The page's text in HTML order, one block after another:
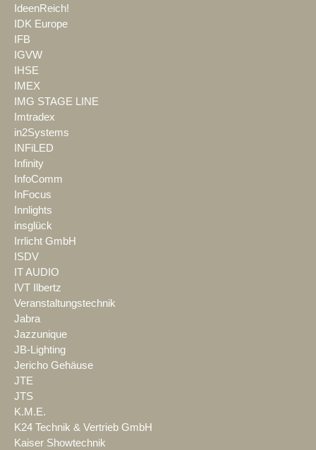
IdeenReich!
IDK Europe
IFB
IGVW
IHSE
IMEX
IMG STAGE LINE
Imtradex
in2Systems
INFiLED
Infinity
InfoComm
InFocus
Innlights
insglück
Irrlicht GmbH
ISDV
IT AUDIO
IVT Ilbertz
Veranstaltungstechnik
Jabra
Jazzunique
JB-Lighting
Jericho Gehäuse
JTE
JTS
K.M.E.
K24 Technik & Vertrieb GmbH
Kaiser Showtechnik